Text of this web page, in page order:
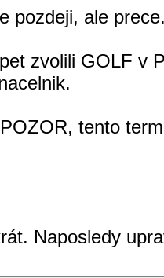
pozdeji, ale
zvolili GOLF v
tento
Naposledy